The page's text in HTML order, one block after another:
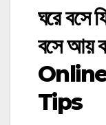
ঘরে বসে
বসে আয়
Tips